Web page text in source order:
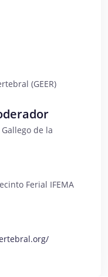
(GEER)
de la
Ferial IFEMA